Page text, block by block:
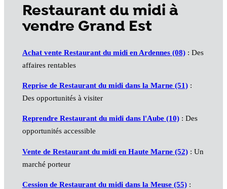
Restaurant du midi à
vendre Grand Est
Achat vente Restaurant du midi en Ardennes (08): Des
affaires rentables
Reprise de Restaurant du midi dans la Marne (51):
Des opportunités à visiter
Reprendre Restaurant du midi dans l'Aube (10): Des
opportunités accessible
Vente de Restaurant du midi en Haute Marne (52): Un
marché porteur
Cession de Restaurant du midi dans la Meuse (55):